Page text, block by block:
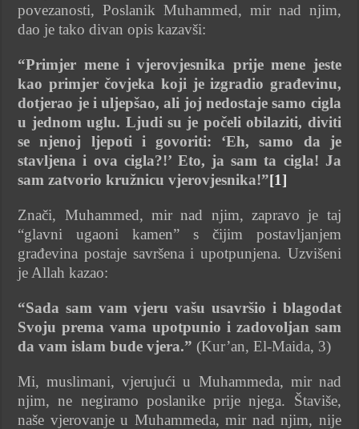
povezanosti, Poslanik Muhammed, mir nad njim,
dao je tako divan opis kazavši:
“Primjer mene i vjerovjesnika prije mene jeste
kao primjer čovjeka koji je izgradio građevinu,
dotjerao je i uljepšao, ali joj nedostaje samo cigla
u jednom uglu. Ljudi su je počeli obilaziti, diviti
se njenoj ljepoti i govoriti: ‘Eh, samo da je
stavljena i ova cigla?!’ Eto, ja sam ta cigla! Ja
sam zatvorio kružnicu vjerovjesnika!”[1]
Znači, Muhammed, mir nad njim, zapravo je taj
“glavni ugaoni kamen” s čijim postavljanjem
građevina postaje savršena i upotpunjena. Uzvišeni
je Allah kazao:
“Sada sam vam vjeru vašu usavršio i blagodat
Svoju prema vama upotpunio i zadovoljan sam
da vam islam bude vjera.” (Kur’an, El-Maida, 3)
Mi, muslimani, vjerujući u Muhammeda, mir nad
njim, ne negiramo poslanike prije njega. Štaviše,
naše vjerovanje u Muhammeda, mir nad njim, nije